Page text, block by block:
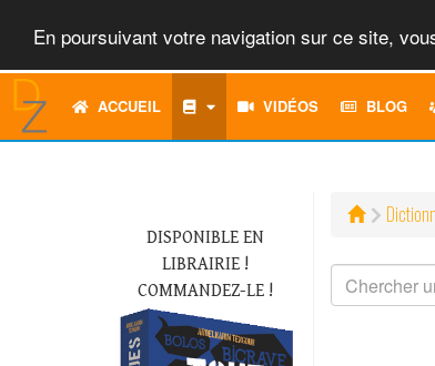
En poursuivant votre navigation sur ce site,
ACCUEIL VIDÉOS BLOG
DISPONIBLE EN
LIBRAIRIE !
COMMANDEZ-LE !